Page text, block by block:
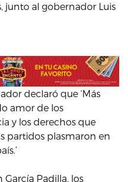
junto al gobernador Luis
declaró que ‘Más
amor de los
y los derechos que
partidos plasmaron en
Padilla, los